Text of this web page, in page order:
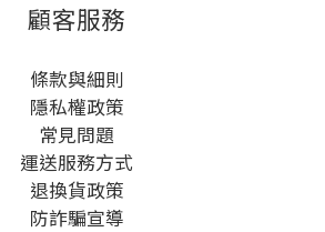
顧客服務
條款與細則
隱私權政策
常見問題
運送服務方式
退換貨政策
防詐騙宣導